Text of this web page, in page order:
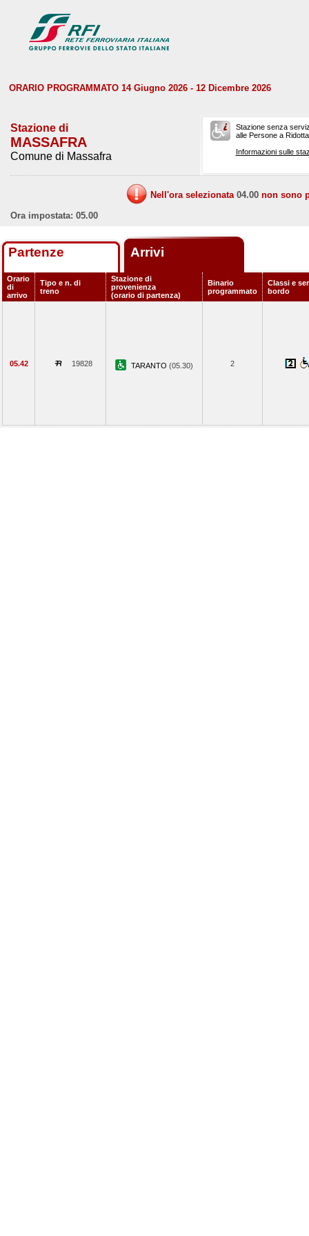
ORARIO PROGRAMMATO 14 Giugno 2026 - 12 Dicembre 2026
Stazione di
MASSAFRA
Comune di Massafra
Stazione senza
alle Persone a
Informazioni sulle
Nell'ora selezionata 04.00 non sono
Ora impostata: 05.00
Partenze Arrivi
Orario
di
arrivo
Tipo e n. di
treno
Stazione di
provenienza
(orario di partenza)
Binario
programmato
Classi e
bordo
05.42 19828 TARANTO (05.30) 2